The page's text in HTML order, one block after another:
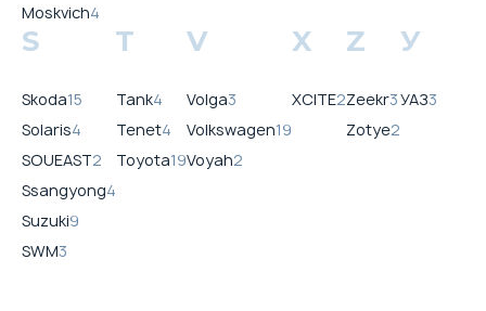
Moskvich4
S
Skoda15
Solaris4
SOUEAST2
Ssangyong4
Suzuki9
SWM3
T
Tank4
Tenet4
Toyota19
V
Volga3
Volkswagen19
Voyah2
X
XCITE2
Z
Zeekr3
Zotye2
У
УАЗ3